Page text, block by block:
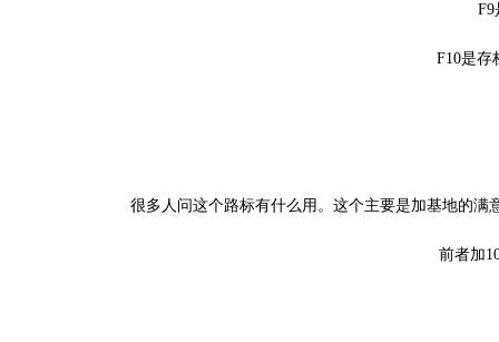
F9
F10是存
很多人问这个路标有什么用。这个主要是加基地的满
前者加